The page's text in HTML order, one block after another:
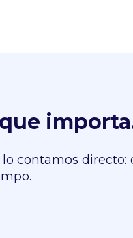
contamos directo: